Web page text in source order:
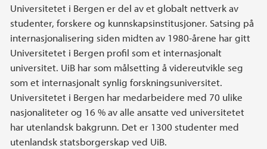
Universitetet i Bergen er del av et globalt nettverk av
studenter, forskere og kunnskapsinstitusjoner. Satsing på
internasjonalisering siden midten av 1980-årene har gitt
Universitetet i Bergen profil som et internasjonalt
universitet. UiB har som målsetting å videreutvikle seg
som et internasjonalt synlig forskningsuniversitet.
Universitetet i Bergen har medarbeidere med 70 ulike
nasjonaliteter og 16 % av alle ansatte ved universitetet
har utenlandsk bakgrunn. Det er 1300 studenter med
utenlandsk statsborgerskap ved UiB.